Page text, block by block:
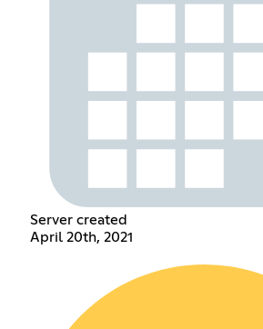
Server created
April 20th, 2021